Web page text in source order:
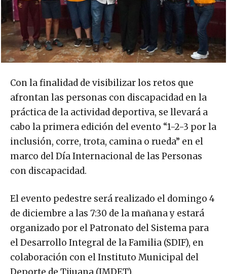
Con la finalidad de visibilizar los retos que
afrontan las personas con discapacidad en la
práctica de la actividad deportiva, se llevará a
cabo la primera edición del evento “1-2-3 por la
inclusión, corre, trota, camina o rueda” en el
marco del Día Internacional de las Personas
con discapacidad.
El evento pedestre será realizado el domingo 4
de diciembre a las 7:30 de la mañana y estará
organizado por el Patronato del Sistema para
el Desarrollo Integral de la Familia (SDIF), en
colaboración con el Instituto Municipal del